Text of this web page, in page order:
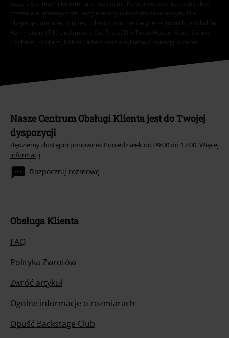
łączy się z innymi kodami promocyjnymi. Po wprowadzeniu kodu rabat
zostanie automatycznie uwzględniony w koszyku zakupowym. Nie
obejmuje: mediów, książek, biletów, voucherów prezentowych, artykułów:
Rammstein, (Till) Lindemann, Die Ärzte, Die Toten Hosen, Feine Sahne
Fischfilet, Broilers, Böhse Onkelz oraz artykułów z donacją w cenie.
Nasze Centrum Obsługi Klienta jest do Twojej
dyspozycji
Będziemy dostępni ponownie: Poniedziałek od 09:00 do 17:00. Więcej
informacji
Rozpocznij rozmowę
Obsługa Klienta
FAQ
Polityka Zwrotów
Zwróć artykuł
Ogólne informacje o rozmiarach
Opuść Backstage Club